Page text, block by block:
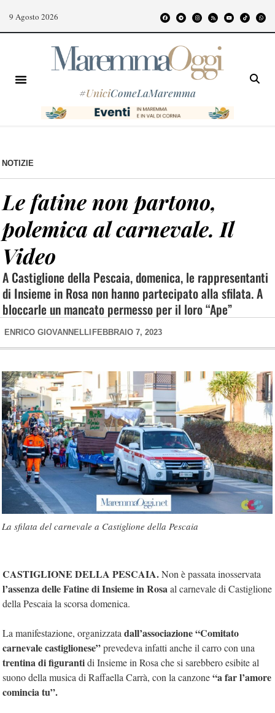
9 Agosto 2026
#UniciComeLaMaremma
NOTIZIE
Le fatine non partono,
polemica al carnevale. Il
Video
A Castiglione della Pescaia, domenica, le rappresentanti
di Insieme in Rosa non hanno partecipato alla sfilata. A
bloccarle un mancato permesso per il loro “Ape”
ENRICO GIOVANNELLI FEBBRAIO 7, 2023
La sfilata del carnevale a Castiglione della Pescaia
CASTIGLIONE DELLA PESCAIA.Non è passata inosservata
l’assenza delle Fatine di Insieme in Rosaal carnevale di Castiglione
della Pescaia la scorsa domenica.
La manifestazione, organizzata dall’associazione “Comitato
carnevale castiglionese”prevedeva infatti anche il carro con una
trentina di figurantidi Insieme in Rosa che si sarebbero esibite al
suono della musica di Raffaella Carrà, con la canzone“a far l’amore
comincia tu”.